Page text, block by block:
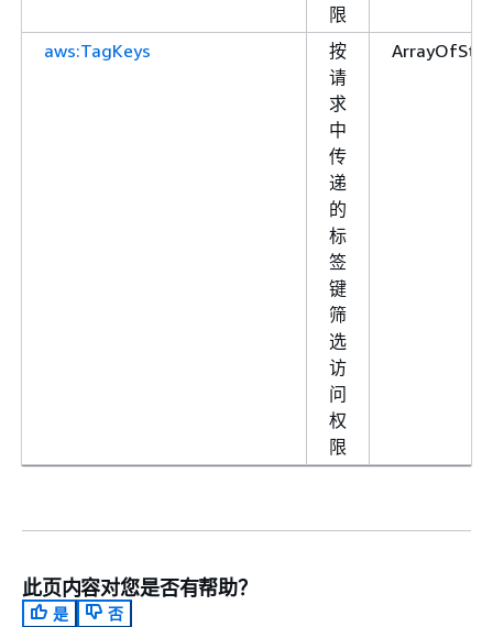
限
aws:TagKeys
按
请
求
中
传
递
的
标
签
键
筛
选
访
问
权
限
此页内容对您是否有帮助？
是
否